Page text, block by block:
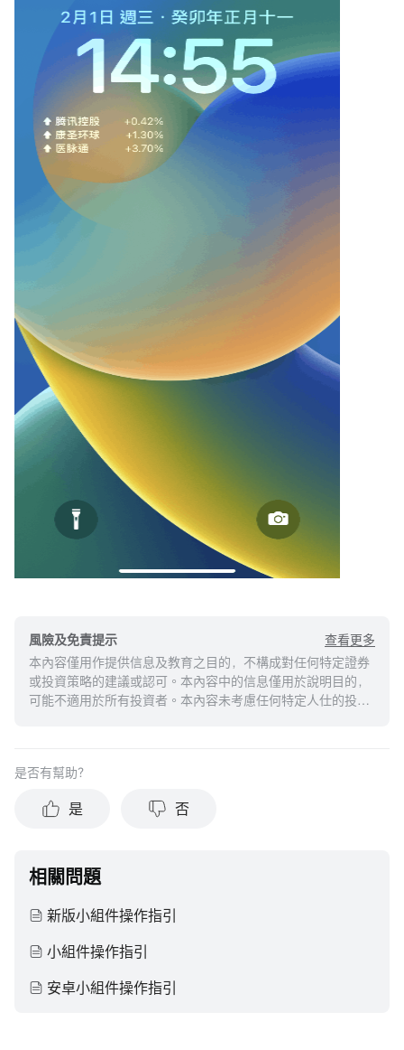
風險及免責提示
查看更多
本內容僅用作提供信息及教育之目的，不構成對任何特定證券
或投資策略的建議或認可。本內容中的信息僅用於說明目的，
可能不適用於所有投資者。本內容未考慮任何特定人仕的投資
結果。投資涉及風險和損失本金的可能性。moomoo對上述內
任何陳述或保證。
是否有幫助？
是 否
相關問題
新版小組件操作指引
小組件操作指引
安卓小組件操作指引